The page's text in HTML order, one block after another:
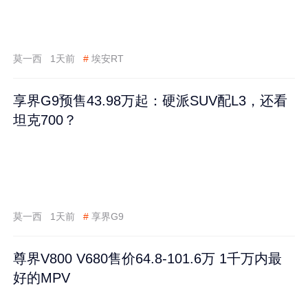
莫一西 1天前 # 埃安RT
享界G9预售43.98万起：硬派SUV配L3，还看
坦克700？
莫一西 1天前 # 享界G9
尊界V800 V680售价64.8-101.6万 1千万内最
好的MPV